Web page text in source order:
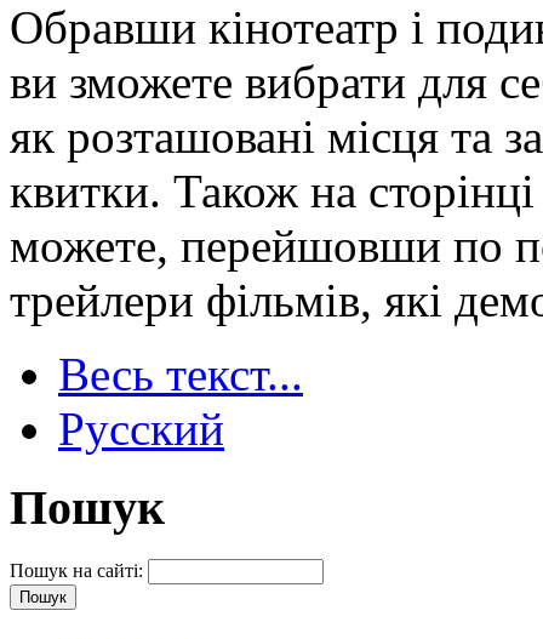
Обравши кінотеатр і
ви зможете вибрати для
як розташовані місця та
квитки. Також на
можете, перейшовши по
трейлери фільмів, які
Весь текст...
Русский
Пошук
Пошук на сайті: